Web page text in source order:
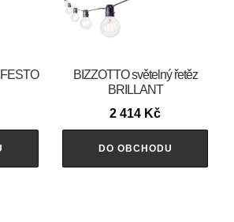
BIZZOTTO světelný řetěz
BRILLANT
2 414 Kč
DO OBCHODU